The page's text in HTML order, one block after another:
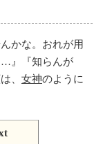
かな。おれが用
』『知らんが
、 女神のように